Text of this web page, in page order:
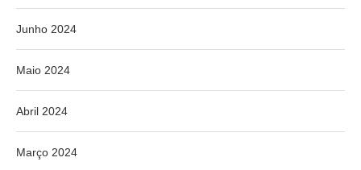
Junho 2024
Maio 2024
Abril 2024
Março 2024